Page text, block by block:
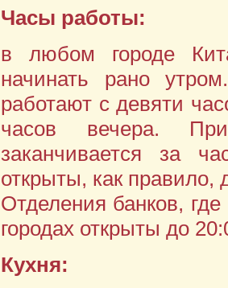
Часы работы:
в любом городе
начинать рано
работают с девяти
часов вечера.
заканчивается за
открыты, как правило,
Отделения банков,
городах открыты до
Кухня: